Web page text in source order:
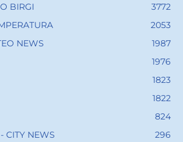
BIRGI
3772
2053
NEWS
1987
1976
1823
1822
824
CITY NEWS
296